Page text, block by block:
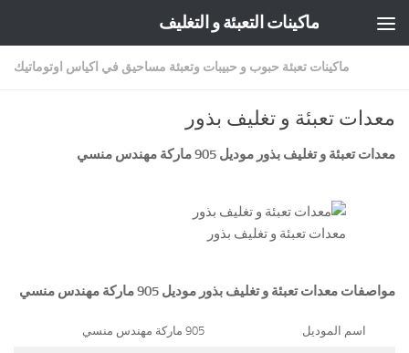
ماكينات التعبئة و التغليف
ماكينات تعبئة حبوب و حبيبات وتعبئة مساحيق في اكياس اوتوماتيك
معدات تعبئة و تغليف بذور
معدات تعبئة و تغليف بذور موديل 905 ماركة مهندس منسي
معدات تعبئة و تغليف بذور
مواصفات معدات تعبئة و تغليف بذور موديل 905 ماركة مهندس منسي
اسم الموديل 905 ماركة مهندس منسي